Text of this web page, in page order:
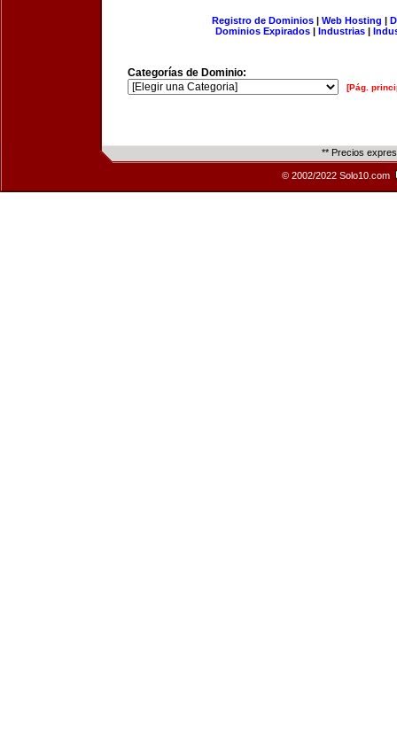
Registro de Dominios| Web Hosting |
Dominios Expirados | Industrias |
Categorías de Dominio:
[Pág.
** Precios
© 2002/2022 Solo10.com